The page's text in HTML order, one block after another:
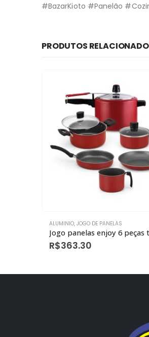
#BazarKioto #Panelão
PRODUTOS
ALUMINIO, JOGO DE PANELAS
R$363.30